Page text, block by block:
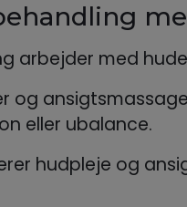
arbejder med
og
eller ubalance.
hudpleje og